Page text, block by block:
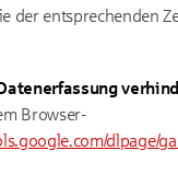
der entsprechenden
Browser-
dlpage/